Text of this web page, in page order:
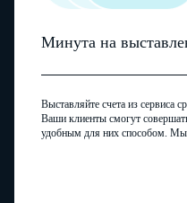
Минута на
Выставляйте счета из сервиса
Ваши клиенты смогут
удобным для них способом. Мы